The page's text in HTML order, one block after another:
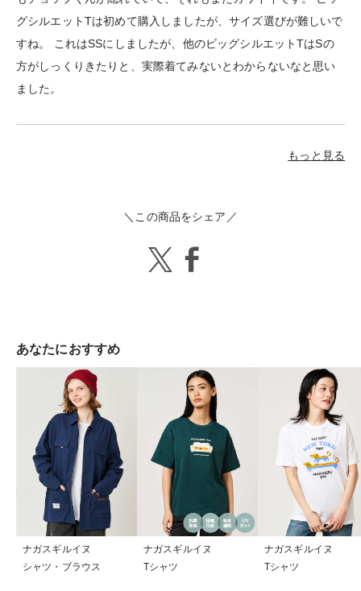
グシルエットTは初めて購入しましたが、サイズ選びが難しいで
すね。 これはSSにしましたが、他のビッグシルエットTはSの
方がしっくりきたりと、実際着てみないとわからないなと思い
ました。
もっと見る
＼この商品をシェア／
あなたにおすすめ
ナガスギルイヌ
シャツ・ブラウス
ナガスギルイヌ
Tシャツ
ナガスギルイヌ
Tシャツ